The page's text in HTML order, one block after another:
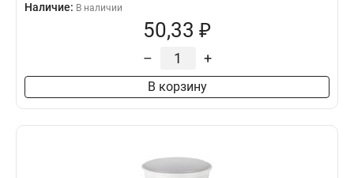
Наличие: В наличии
50,33 ₽
– +
В корзину